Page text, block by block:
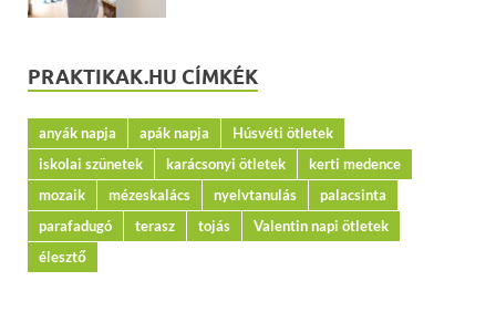
PRAKTIKAK.HU CÍMKÉK
anyák napja apák napja
Húsvéti ötletek
iskolai szünetek
karácsonyi ötletek
kerti medence
mozaik
mézeskalács nyelvtanulás
palacsinta
parafadugó
terasz tojás
Valentin napi ötletek
élesztő